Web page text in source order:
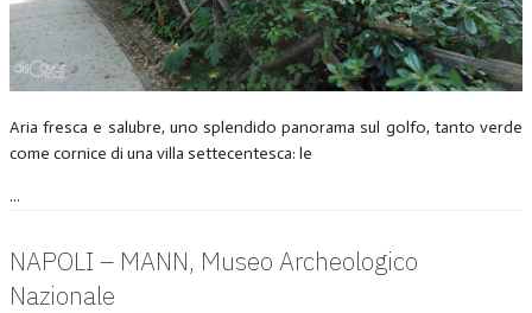
Aria fresca e salubre, uno splendido panorama sul golfo, tanto verde
come cornice di una villa settecentesca: le
...
NAPOLI – MANN, Museo Archeologico
Nazionale